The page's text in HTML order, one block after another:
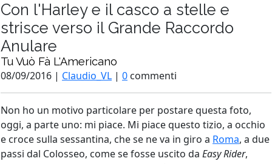
Con l'Harley e il casco a stelle e
strisce verso il Grande Raccordo
Anulare
Tu Vuò Fà L'Americano
08/09/2016 | Claudio_VL | 0 commenti
Non ho un motivo particolare per postare questa foto,
oggi, a parte uno: mi piace. Mi piace questo tizio, a occhio
e croce sulla sessantina, che se ne va in giro a Roma, a due
passi dal Colosseo, come se fosse uscito da Easy Rider,